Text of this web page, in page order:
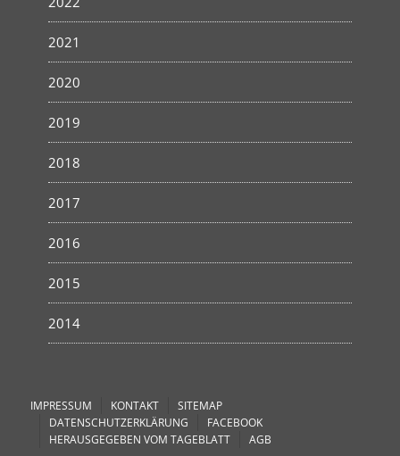
2021
2020
2019
2018
2017
2016
2015
2014
IMPRESSUM KONTAKT
SITEMAP
DATENSCHUTZERKLÄRUNG
FACEBOOK
HERAUSGEGEBEN VOM TAGEBLATT
AGB